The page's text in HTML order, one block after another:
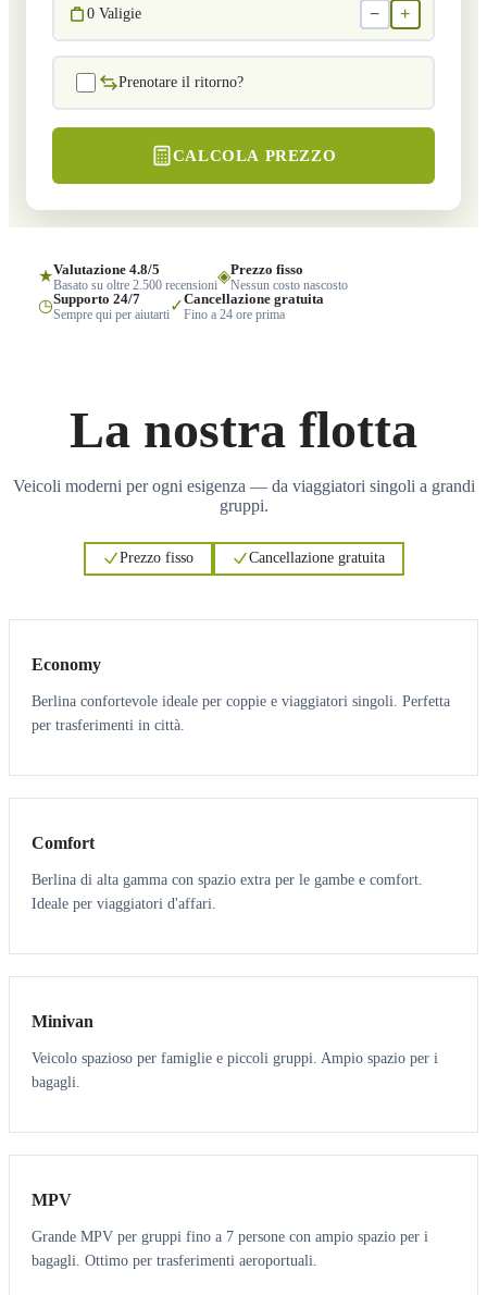
0 Valigie − +
Prenotare il ritorno?
CALCOLA PREZZO
★Valutazione 4.8/5
Basato su oltre 2.500 recensioni◈Prezzo fisso
Nessun costo nascosto
◷Supporto 24/7
Sempre qui per aiutarti✓Cancellazione gratuita
Fino a 24 ore prima
La nostra flotta
Veicoli moderni per ogni esigenza — da viaggiatori singoli a grandi
gruppi.
Prezzo fisso Cancellazione gratuita
Economy
Berlina confortevole ideale per coppie e viaggiatori singoli. Perfetta
per trasferimenti in città.
3 3
Comfort
Berlina di alta gamma con spazio extra per le gambe e comfort.
Ideale per viaggiatori d'affari.
6 5
Minivan
Veicolo spazioso per famiglie e piccoli gruppi. Ampio spazio per i
bagagli.
7 7
MPV
Grande MPV per gruppi fino a 7 persone con ampio spazio per i
bagagli. Ottimo per trasferimenti aeroportuali.